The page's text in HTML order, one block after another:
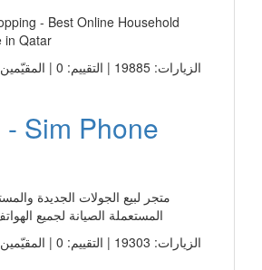
- Best Online Household
in Qatar
الزيارات: 19885 | التقييم: 0 | المقيّمين: 0 | المدينة
سيم فون - Sim Phone
متجر لبيع الجولات الجديدة
المستعملة الصيانة لجميع
الزيارات: 19303 | التقييم: 0 | المقيّمين: 0 | المدينة